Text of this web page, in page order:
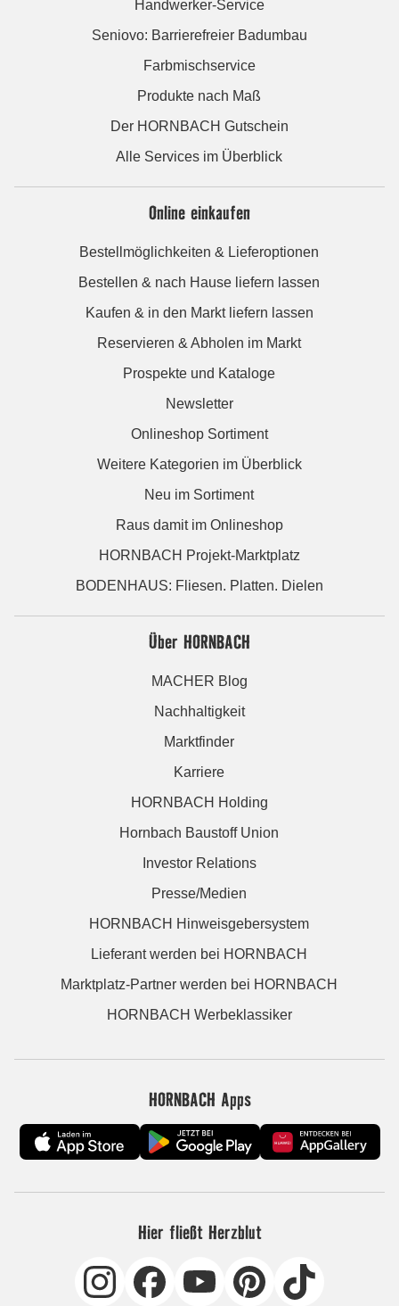
Handwerker-Service
Seniovo: Barrierefreier Badumbau
Farbmischservice
Produkte nach Maß
Der HORNBACH Gutschein
Alle Services im Überblick
Online einkaufen
Bestellmöglichkeiten & Lieferoptionen
Bestellen & nach Hause liefern lassen
Kaufen & in den Markt liefern lassen
Reservieren & Abholen im Markt
Prospekte und Kataloge
Newsletter
Onlineshop Sortiment
Weitere Kategorien im Überblick
Neu im Sortiment
Raus damit im Onlineshop
HORNBACH Projekt-Marktplatz
BODENHAUS: Fliesen. Platten. Dielen
Über HORNBACH
MACHER Blog
Nachhaltigkeit
Marktfinder
Karriere
HORNBACH Holding
Hornbach Baustoff Union
Investor Relations
Presse/Medien
HORNBACH Hinweisgebersystem
Lieferant werden bei HORNBACH
Marktplatz-Partner werden bei HORNBACH
HORNBACH Werbeklassiker
HORNBACH Apps
Hier fließt Herzblut